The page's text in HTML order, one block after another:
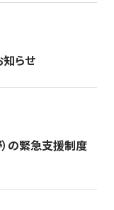
知らせ
の緊急支援制度